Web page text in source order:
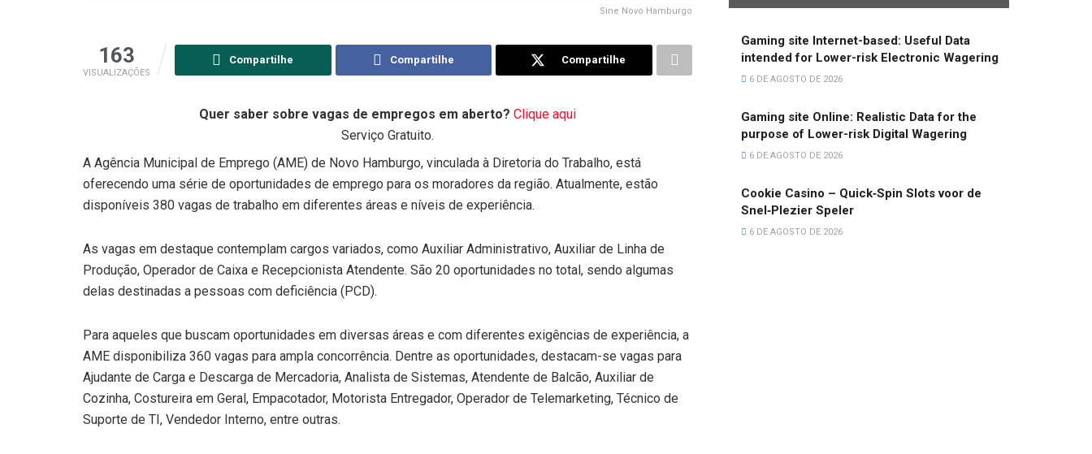
Sine Novo Hamburgo
163
VISUALIZAÇÕES
Compartilhe Compartilhe Compartilhe
Quer saber sobre vagas de empregos em aberto? Clique aqui
Serviço Gratuito.
A Agência Municipal de Emprego (AME) de Novo Hamburgo, vinculada à Diretoria do Trabalho, está
oferecendo uma série de oportunidades de emprego para os moradores da região. Atualmente, estão
disponíveis 380 vagas de trabalho em diferentes áreas e níveis de experiência.
As vagas em destaque contemplam cargos variados, como Auxiliar Administrativo, Auxiliar de Linha de
Produção, Operador de Caixa e Recepcionista Atendente. São 20 oportunidades no total, sendo algumas
delas destinadas a pessoas com deficiência (PCD).
Para aqueles que buscam oportunidades em diversas áreas e com diferentes exigências de experiência, a
AME disponibiliza 360 vagas para ampla concorrência. Dentre as oportunidades, destacam-se vagas para
Ajudante de Carga e Descarga de Mercadoria, Analista de Sistemas, Atendente de Balcão, Auxiliar de
Cozinha, Costureira em Geral, Empacotador, Motorista Entregador, Operador de Telemarketing, Técnico de
Suporte de TI, Vendedor Interno, entre outras.
Gaming site Internet-based: Useful Data
intended for Lower-risk Electronic Wagering
6 DE AGOSTO DE 2026
Gaming site Online: Realistic Data for the
purpose of Lower-risk Digital Wagering
6 DE AGOSTO DE 2026
Cookie Casino – Quick‑Spin Slots voor de
Snel‑Plezier Speler
6 DE AGOSTO DE 2026